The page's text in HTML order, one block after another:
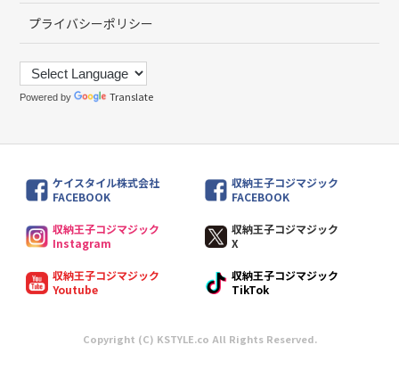
プライバシーポリシー
Powered by Translate
ケイスタイル株式会社
FACEBOOK
収納王子コジマジック
FACEBOOK
収納王子コジマジック
Instagram
収納王子コジマジック
X
収納王子コジマジック
Youtube
収納王子コジマジック
TikTok
Copyright (C) KSTYLE.co All Rights Reserved.